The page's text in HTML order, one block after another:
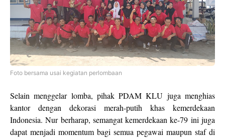
Foto bersama usai kegiatan perlombaan
Selain menggelar lomba, pihak PDAM KLU juga menghias
kantor dengan dekorasi merah-putih khas kemerdekaan
Indonesia. Nur berharap, semangat kemerdekaan ke-79 ini juga
dapat menjadi momentum bagi semua pegawai maupun staf di